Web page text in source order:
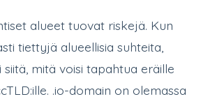
alueet tuovat riskejä. Kun
tiettyjä alueellisia suhteita,
mitä voisi tapahtua eräille
.io-domain on olemassa